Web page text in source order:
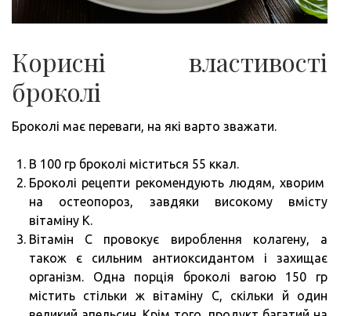
Корисні властивості
броколі
Броколі має переваги, на які варто зважати.
В 100 гр броколі міститься 55 ккал.
Броколі рецепти рекомендують людям, хворим
на остеопороз, завдяки високому вмісту
вітаміну К.
Вітамін С провокує вироблення колагену, а
також є сильним антиоксидантом і захищає
організм. Одна порція броколі вагою 150 гр
містить стільки ж вітаміну С, скільки й один